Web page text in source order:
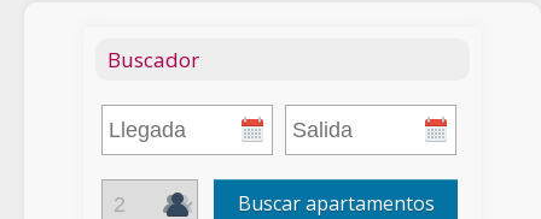
Buscador
Buscar apartamentos